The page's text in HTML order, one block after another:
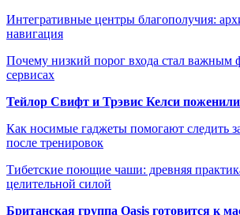
Интегративные центры благополучия:
навигация
Почему низкий порог входа стал важным
сервисах
Тейлор Свифт и Трэвис Келси
Как носимые гаджеты помогают следить
после тренировок
Тибетские поющие чаши: древняя
целительной силой
Британская группа Oasis готовится к